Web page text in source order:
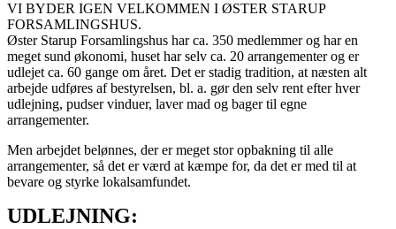
VI BYDER IGEN VELKOMMEN I ØSTER STARUP
FORSAMLINGSHUS.
Øster Starup Forsamlingshus har ca. 350 medlemmer og har en
meget sund økonomi, huset har selv ca. 20 arrangementer og er
udlejet ca. 60 gange om året. Det er stadig tradition, at næsten alt
arbejde udføres af bestyrelsen, bl. a. gør den selv rent efter hver
udlejning, pudser vinduer, laver mad og bager til egne
arrangementer.
Men arbejdet belønnes, der er meget stor opbakning til alle
arrangementer, så det er værd at kæmpe for, da det er med til at
bevare og styrke lokalsamfundet.
UDLEJNING: